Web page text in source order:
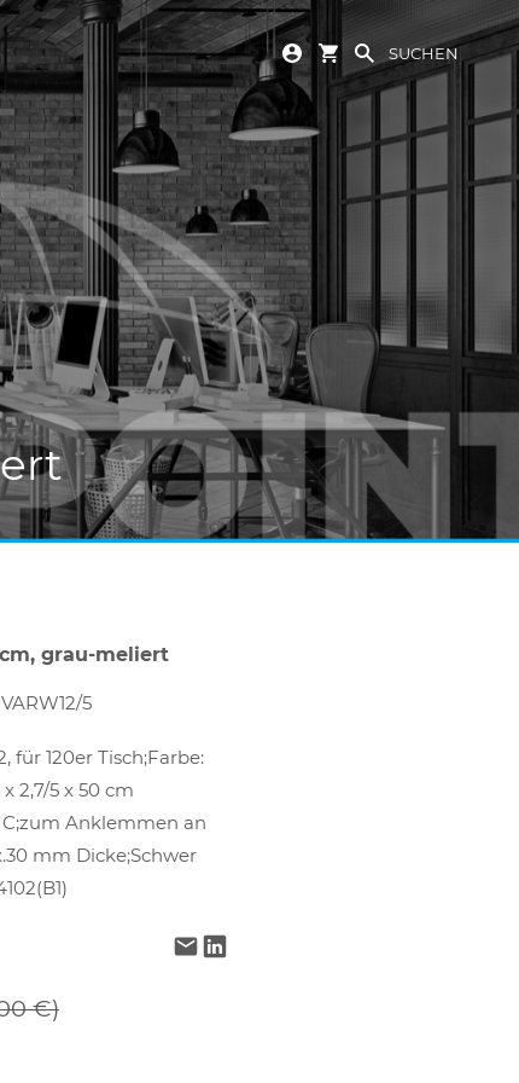
SUCHEN
grau-meliert
VARW12/5
für 120er Tisch;Farbe:
2,7/5 x 50 cm
C;zum Anklemmen an
mm Dicke;Schwer
€)